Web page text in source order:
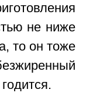
не ниже
то он тоже